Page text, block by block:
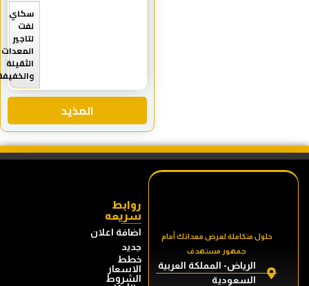
المذيد
سكاي
لفت
لتاجير
المعدات
الثقيلة
والخفيفة
حلول متكاملة لعرض معداتك أمام
جمهور مستهدف
الرياض- المملكة العربية
السعودية
روابط
سريعه
اضافة اعلان
جديد
خطط
الاسعار
الشروط